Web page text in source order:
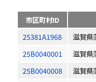
市区町村ID
25381A1968
滋賀県
25B0040001
滋賀県
25B0040008
滋賀県